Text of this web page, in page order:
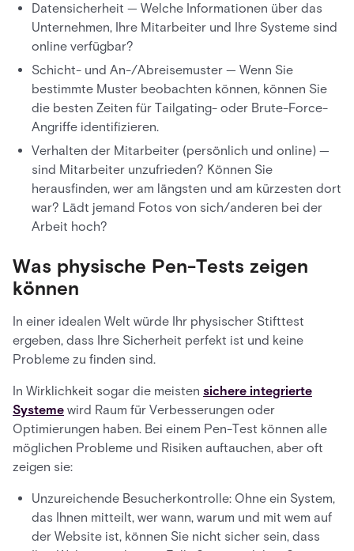
Datensicherheit — Welche Informationen über das
Unternehmen, Ihre Mitarbeiter und Ihre Systeme sind
online verfügbar?
Schicht- und An-/Abreisemuster — Wenn Sie
bestimmte Muster beobachten können, können Sie
die besten Zeiten für Tailgating- oder Brute-Force-
Angriffe identifizieren.
Verhalten der Mitarbeiter (persönlich und online) —
sind Mitarbeiter unzufrieden? Können Sie
herausfinden, wer am längsten und am kürzesten dort
war? Lädt jemand Fotos von sich/anderen bei der
Arbeit hoch?
Was physische Pen-Tests zeigen
können
In einer idealen Welt würde Ihr physischer Stifttest
ergeben, dass Ihre Sicherheit perfekt ist und keine
Probleme zu finden sind.
In Wirklichkeit sogar die meisten sichere integrierte
Systeme wird Raum für Verbesserungen oder
Optimierungen haben. Bei einem Pen-Test können alle
möglichen Probleme und Risiken auftauchen, aber oft
zeigen sie:
Unzureichende Besucherkontrolle: Ohne ein System,
das Ihnen mitteilt, wer wann, warum und mit wem auf
der Website ist, können Sie nicht sicher sein, dass